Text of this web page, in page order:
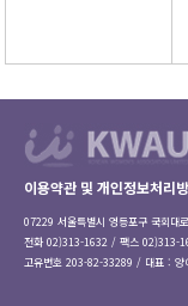
이용약관 및 개인정보처리
07229 서울특별시 영등포구 국회대
전화 02)313-1632 / 팩스 02)313-
고유번호 203-82-33289 / 대표 : 양